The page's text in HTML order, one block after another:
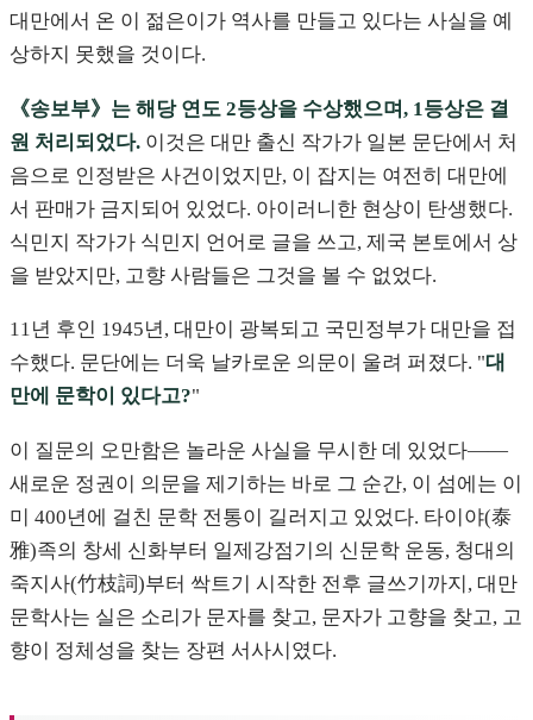
대만에서 온 이 젊은이가 역사를 만들고 있다는 사실을 예
상하지 못했을 것이다.
《송보부》는 해당 연도 2등상을 수상했으며, 1등상은 결
원 처리되었다. 이것은 대만 출신 작가가 일본 문단에서 처
음으로 인정받은 사건이었지만, 이 잡지는 여전히 대만에
서 판매가 금지되어 있었다. 아이러니한 현상이 탄생했다.
식민지 작가가 식민지 언어로 글을 쓰고, 제국 본토에서 상
을 받았지만, 고향 사람들은 그것을 볼 수 없었다.
11년 후인 1945년, 대만이 광복되고 국민정부가 대만을 접
수했다. 문단에는 더욱 날카로운 의문이 울려 퍼졌다. "대
만에 문학이 있다고?"
이 질문의 오만함은 놀라운 사실을 무시한 데 있었다——
새로운 정권이 의문을 제기하는 바로 그 순간, 이 섬에는 이
미 400년에 걸친 문학 전통이 길러지고 있었다. 타이야(泰
雅)족의 창세 신화부터 일제강점기의 신문학 운동, 청대의
죽지사(竹枝詞)부터 싹트기 시작한 전후 글쓰기까지, 대만
문학사는 실은 소리가 문자를 찾고, 문자가 고향을 찾고, 고
향이 정체성을 찾는 장편 서사시였다.